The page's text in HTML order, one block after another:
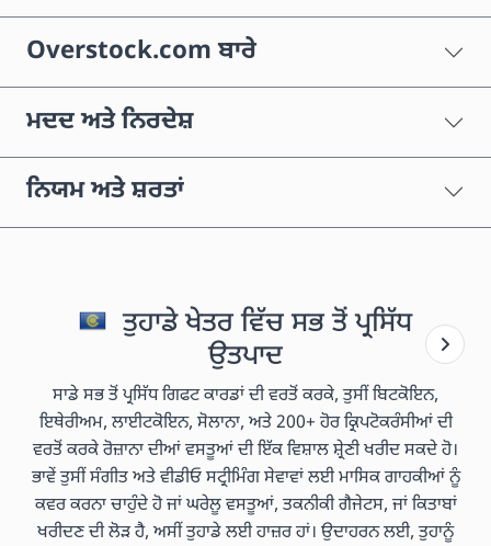
Overstock.com ਬਾਰੇ
ਮਦਦ ਅਤੇ ਨਿਰਦੇਸ਼
ਨਿਯਮ ਅਤੇ ਸ਼ਰਤਾਂ
ਤੁਹਾਡੇ ਖੇਤਰ ਵਿੱਚ ਸਭ ਤੋਂ ਪ੍ਰਸਿੱਧ
ਉਤਪਾਦ
ਸਾਡੇ ਸਭ ਤੋਂ ਪ੍ਰਸਿੱਧ ਗਿਫਟ ਕਾਰਡਾਂ ਦੀ ਵਰਤੋਂ ਕਰਕੇ, ਤੁਸੀਂ ਬਿਟਕੋਇਨ,
ਇਥੇਰੀਅਮ, ਲਾਈਟਕੋਇਨ, ਸੋਲਾਨਾ, ਅਤੇ 200+ ਹੋਰ ਕ੍ਰਿਪਟੋਕਰੰਸੀਆਂ ਦੀ
ਵਰਤੋਂ ਕਰਕੇ ਰੋਜ਼ਾਨਾ ਦੀਆਂ ਵਸਤੂਆਂ ਦੀ ਇੱਕ ਵਿਸ਼ਾਲ ਸ਼੍ਰੇਣੀ ਖਰੀਦ ਸਕਦੇ ਹੋ।
ਭਾਵੇਂ ਤੁਸੀਂ ਸੰਗੀਤ ਅਤੇ ਵੀਡੀਓ ਸਟ੍ਰੀਮਿੰਗ ਸੇਵਾਵਾਂ ਲਈ ਮਾਸਿਕ ਗਾਹਕੀਆਂ ਨੂੰ
ਕਵਰ ਕਰਨਾ ਚਾਹੁੰਦੇ ਹੋ ਜਾਂ ਘਰੇਲੂ ਵਸਤੂਆਂ, ਤਕਨੀਕੀ ਗੈਜੇਟਸ, ਜਾਂ ਕਿਤਾਬਾਂ
ਖਰੀਦਣ ਦੀ ਲੋੜ ਹੈ, ਅਸੀਂ ਤੁਹਾਡੇ ਲਈ ਹਾਜ਼ਰ ਹਾਂ। ਉਦਾਹਰਨ ਲਈ, ਤੁਹਾਨੂੰ